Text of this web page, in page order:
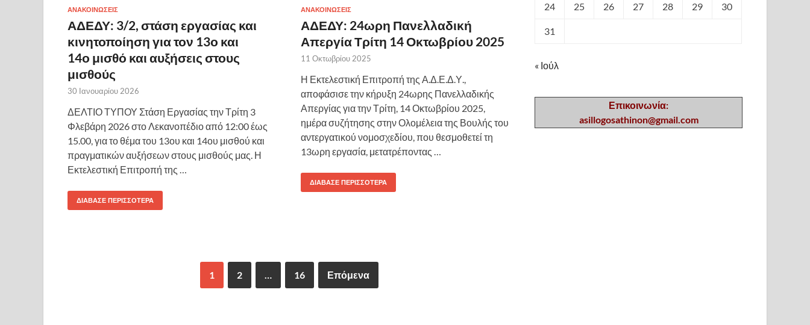
ΑΝΑΚΟΙΝΩΣΕΙΣ
ΑΔΕΔΥ: 3/2, στάση εργασίας και
κινητοποίηση για τον 13ο και
14ο μισθό και αυξήσεις στους
μισθούς
30 Ιανουαρίου 2026
ΔΕΛΤΙΟ ΤΥΠΟΥ Στάση Εργασίας την Τρίτη 3
Φλεβάρη 2026 στο Λεκανοπέδιο από 12:00 έως
15.00, για το θέμα του 13ου και 14ου μισθού και
πραγματικών αυξήσεων στους μισθούς μας. Η
Εκτελεστική Επιτροπή της …
ΔΙΆΒΑΣΕ ΠΕΡΙΣΣΌΤΕΡΑ
ΑΝΑΚΟΙΝΩΣΕΙΣ
ΑΔΕΔΥ: 24ωρη Πανελλαδική
Απεργία Τρίτη 14 Οκτωβρίου 2025
11 Οκτωβρίου 2025
Η Εκτελεστική Επιτροπή της Α.Δ.Ε.Δ.Υ.,
αποφάσισε την κήρυξη 24ωρης Πανελλαδικής
Απεργίας για την Τρίτη, 14 Οκτωβρίου 2025,
ημέρα συζήτησης στην Ολομέλεια της Βουλής του
αντεργατικού νομοσχεδίου, που θεσμοθετεί τη
13ωρη εργασία, μετατρέποντας …
ΔΙΆΒΑΣΕ ΠΕΡΙΣΣΌΤΕΡΑ
1 2 16 Επόμενα
24 25 26 27 28 29 30
31
« Ιούλ
Επικοινωνία:
asillogosathinon@gmail.com